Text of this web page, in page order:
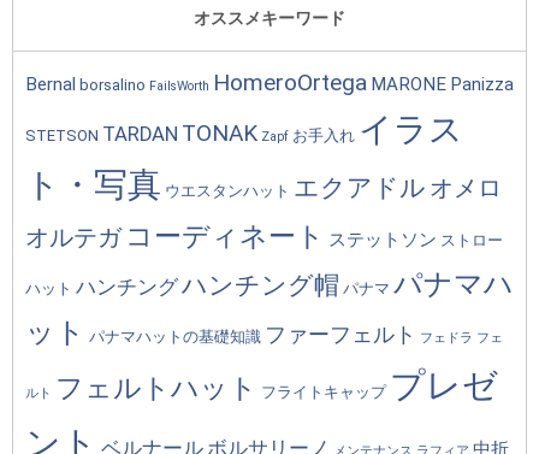
オススメキーワード
Bernal borsalino FailsWorth HomeroOrtega MARONE Panizza
STETSON TARDAN TONAK Zapf お手入れ イラス
ト・写真 ウエスタンハット エクアドル オメロ
オルテガ コーディネート ステットソン ストロー
ハット ハンチングハンチング帽 パナマ パナマハ
ット
パナマハットの基礎知識 ファーフェルト フェドラ フェ
ルト フェルトハット フライトキャップ プレゼ
ント ベルナール ボルサリーノ 中折